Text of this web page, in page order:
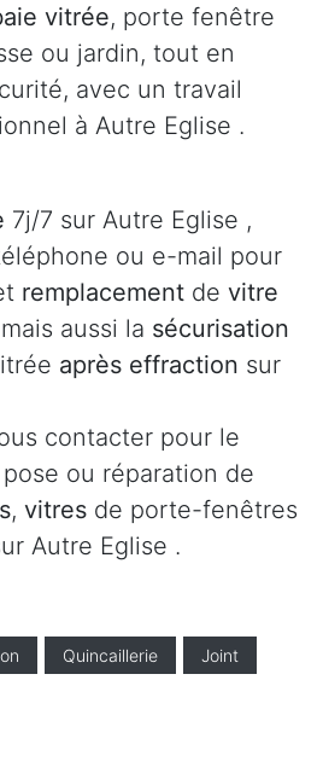
vitrée, porte fenêtre
ou jardin, tout en
avec un travail
à Autre Eglise .
7j/7 sur Autre Eglise ,
ou e-mail pour
remplacement de vitre
mais aussi la sécurisation
après effraction sur
contacter pour le
ou réparation de
, vitres de porte-fenêtres
Autre Eglise .
Quincaillerie Joint